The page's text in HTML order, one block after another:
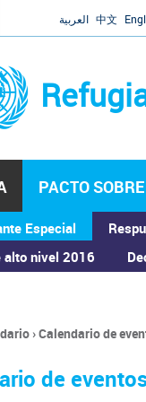
العربية 中文
PACTO
Especial
alto nivel 2016
GENERAL
›Calendario de
de